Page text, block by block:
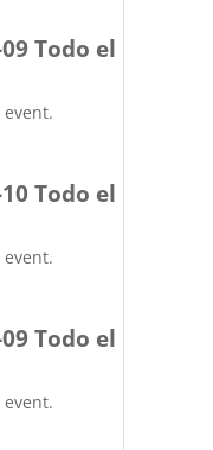
Todo el
Todo el
Todo el